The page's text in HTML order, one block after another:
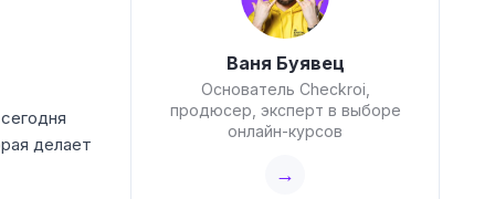
делает
Ваня Буявец
Основатель Checkroi,
продюсер, эксперт в выборе
онлайн-курсов
→